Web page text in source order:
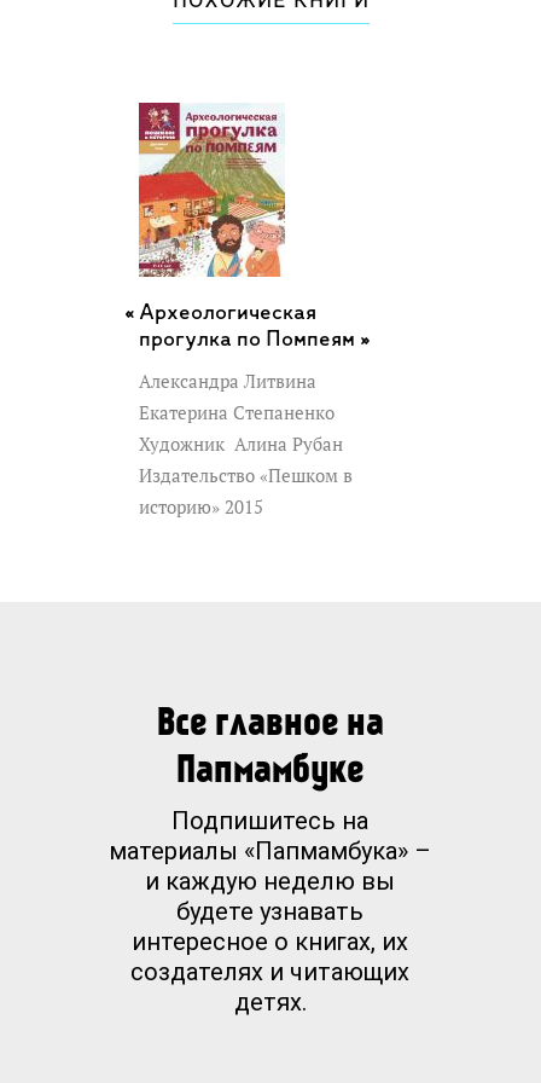
Археологическая
прогулка по Помпеям »
Александра Литвина
Екатерина Степаненко
Художник Алина Рубан
Издательство «Пешком в
историю» 2015
Все главное на
Папмамбуке
Подпишитесь на
материалы «Папмамбука» –
и каждую неделю вы
будете узнавать
интересное о книгах, их
создателях и читающих
детях.